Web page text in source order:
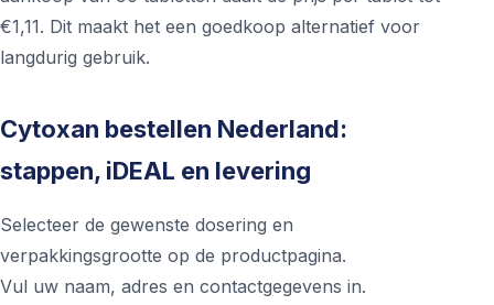
€1,11. Dit maakt het een goedkoop alternatief voor
langdurig gebruik.
Cytoxan bestellen Nederland:
stappen, iDEAL en levering
Selecteer de gewenste dosering en
verpakkingsgrootte op de productpagina.
Vul uw naam, adres en contactgegevens in.